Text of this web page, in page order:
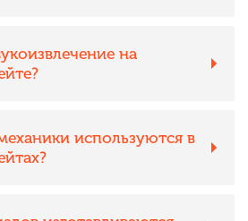
на
используются в